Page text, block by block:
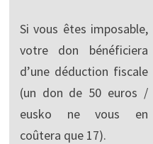
Si vous êtes imposable,
votre don bénéficiera
d’une déduction fiscale
(un don de 50 euros /
eusko ne vous en
coûtera que 17).